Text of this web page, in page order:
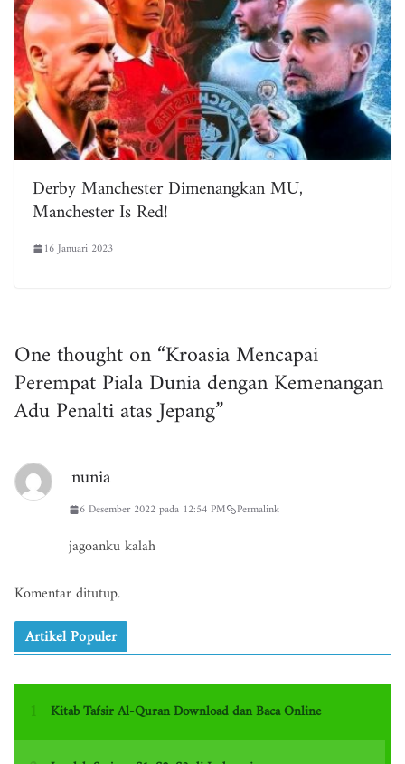
Derby Manchester Dimenangkan MU,
Manchester Is Red!
16 Januari 2023
One thought on “Kroasia Mencapai
Perempat Piala Dunia dengan Kemenangan
Adu Penalti atas Jepang”
nunia
6 Desember 2022 pada 12:54 PM Permalink
jagoanku kalah
Komentar ditutup.
Artikel Populer